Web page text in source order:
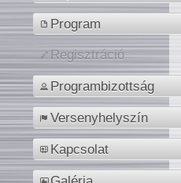
Program
Regisztráció
Programbizottság
Versenyhelyszín
Kapcsolat